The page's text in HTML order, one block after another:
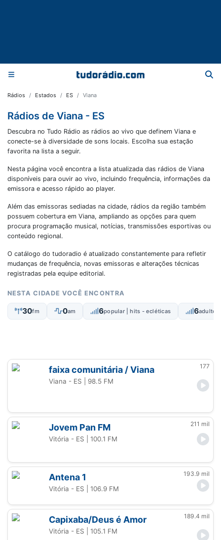
Rádios Estados ES Viana
Rádios de Viana - ES
Descubra no Tudo Rádio as rádios ao vivo que definem Viana e
conecte-se à diversidade de sons locais. Escolha sua estação
favorita na lista a seguir.
Nesta página você encontra a lista atualizada das rádios de Viana
disponíveis para ouvir ao vivo, incluindo frequência, informações da
emissora e acesso rápido ao player.
Além das emissoras sediadas na cidade, rádios da região também
possuem cobertura em Viana, ampliando as opções para quem
procura programação musical, notícias, transmissões esportivas ou
conteúdo regional.
O catálogo do tudoradio é atualizado constantemente para refletir
mudanças de frequência, novas emissoras e alterações técnicas
registradas pela equipe editorial.
NESTA CIDADE VOCÊ ENCONTRA
30fm 0am 6popular | hits - ecléticas 6adulto
faixa comunitária / Viana 177
Viana - ES | 98.5 FM
Jovem Pan FM 211 mil
Vitória - ES | 100.1 FM
Antena 1 193.9 mil
Vitória - ES | 106.9 FM
Capixaba/Deus é Amor 189.4 mil
Vitória - ES | 105.1 FM